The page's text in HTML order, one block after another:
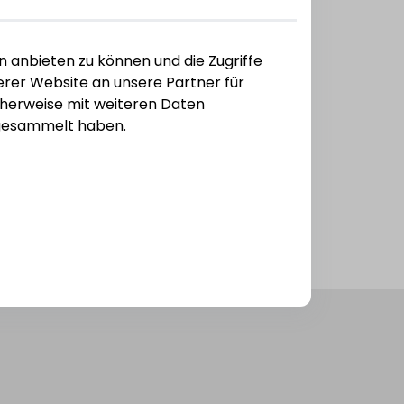
anbieten zu können und die Zugriffe
Website an unsere Partner für
mit weiteren Daten
haben.